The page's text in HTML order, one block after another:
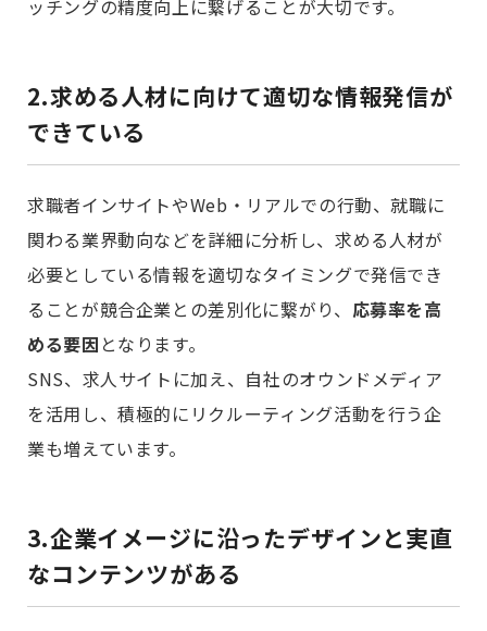
ッチングの精度向上に繋げることが大切です。
2.求める人材に向けて適切な情報発信が
できている
求職者インサイトやWeb・リアルでの行動、就職に
関わる業界動向などを詳細に分析し、求める人材が
必要としている情報を適切なタイミングで発信でき
ることが競合企業との差別化に繋がり、 応募率を高
める要因 となります。
SNS、求人サイトに加え、自社のオウンドメディア
を活用し、積極的にリクルーティング活動を行う企
業も増えています。
3.企業イメージに沿ったデザインと実直
なコンテンツがある